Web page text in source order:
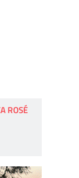
ROSÉ